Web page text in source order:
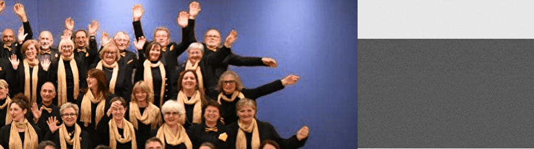
Exporter les lignes sélectionnées
Exporter toutes les colonnes
Exporter uniquement les colonnes affichées
Menu
>
La page d'accueil
Les concerts
Le Choeur
La Cheffe de choeur